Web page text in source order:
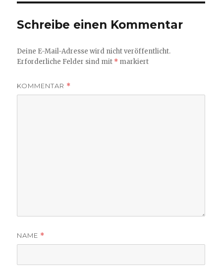
Schreibe einen Kommentar
Deine E-Mail-Adresse wird nicht veröffentlicht.
Erforderliche Felder sind mit * markiert
KOMMENTAR *
NAME *